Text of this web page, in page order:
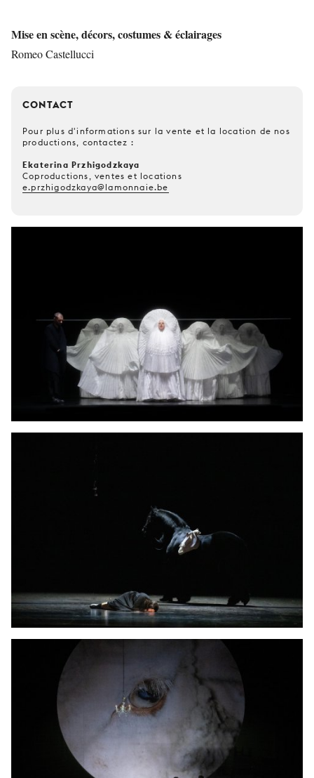
Mise en scène, décors, costumes & éclairages
Romeo Castellucci
CONTACT
Pour plus d'informations sur la vente et la location de nos
productions, contactez :
Ekaterina Przhigodzkaya
Coproductions, ventes et locations
e.przhigodzkaya@lamonnaie.be